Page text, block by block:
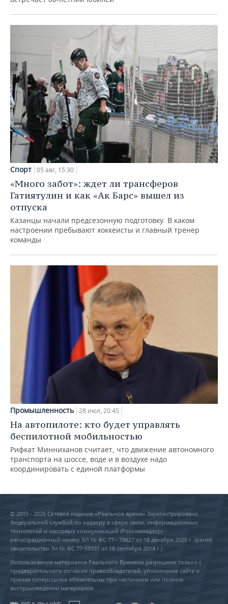
Спорт 05 авг, 15:30
«Много забот»: ждет ли трансферов
Гатиятулин и как «Ак Барс» вышел из
отпуска
Казанцы начали предсезонную подготовку. В каком
настроении пребывают хоккеисты и главный тренер
команды
Промышленность 28 июл, 20:45
На автопилоте: кто будет управлять
беспилотной мобильностью
Рифкат Минниханов считает, что движение автономного
транспорта на шоссе, воде и в воздухе надо
координировать с единой платформы
© 2015 - 2026 Сетевое издание «Реальное время» Зарегистрировано
Федеральной службой по надзору в сфере связи, информационных
технологий и массовых коммуникаций (Роскомнадзор) –
регистрационный номер ЭЛ № ФС 77 - 79627 от 18 декабря 2020 г. (ранее
свидетельство Эл № ФС 77-59331 от 18 сентября 2014 г.)
Использование материалов Реального Времени разрешено только с
предварительного согласия правообладателей, упоминание сайта и
прямая гиперссылка обязательны при частичном или полном
воспроизведении материалов.